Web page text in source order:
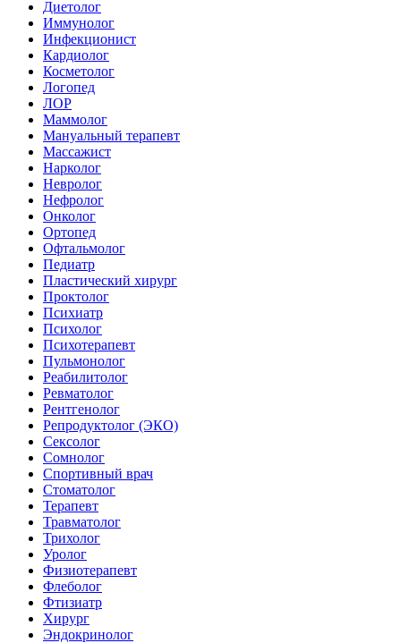
Диетолог
Иммунолог
Инфекционист
Кардиолог
Косметолог
Логопед
ЛОР
Маммолог
Мануальный терапевт
Массажист
Нарколог
Невролог
Нефролог
Онколог
Ортопед
Офтальмолог
Педиатр
Пластический хирург
Проктолог
Психиатр
Психолог
Психотерапевт
Пульмонолог
Реабилитолог
Ревматолог
Рентгенолог
Репродуктолог (ЭКО)
Сексолог
Сомнолог
Спортивный врач
Стоматолог
Терапевт
Травматолог
Трихолог
Уролог
Физиотерапевт
Флеболог
Фтизиатр
Хирург
Эндокринолог